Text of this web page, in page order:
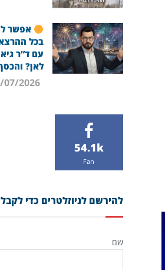
אפשר
בכל
עם ד”ר
לאן?
16/07/2026
54.1k
Fan
להירשם לניוזלטרים כדי
שם